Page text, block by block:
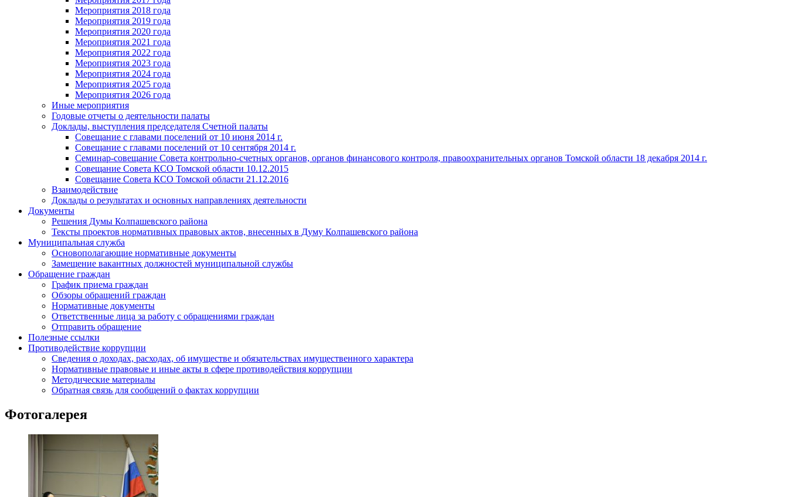
Мероприятия 2018 года
Мероприятия 2019 года
Мероприятия 2020 года
Мероприятия 2021 года
Мероприятия 2022 года
Мероприятия 2023 года
Мероприятия 2024 года
Мероприятия 2025 года
Мероприятия 2026 года
Иные мероприятия
Годовые отчеты о деятельности палаты
Доклады, выступления председателя Счетной палаты
Совещание с главами поселений от 10 июня 2014 г.
Совещание с главами поселений от 10 сентября 2014 г.
Семинар-совещание Совета контрольно-счетных органов, органов финансового контроля, правоохранительных органов Томской области 18 декабря 2014 г.
Совещание Совета КСО Томской области 10.12.2015
Совещание Совета КСО Томской области 21.12.2016
Взаимодействие
Доклады о результатах и основных направлениях деятельности
Документы
Решения Думы Колпашевского района
Тексты проектов нормативных правовых актов, внесенных в Думу Колпашевского района
Муниципальная служба
Основополагающие нормативные документы
Замещение вакантных должностей муниципальной службы
Обращение граждан
График приема граждан
Обзоры обращений граждан
Нормативные документы
Ответственные лица за работу с обращениями граждан
Отправить обращение
Полезные ссылки
Противодействие коррупции
Сведения о доходах, расходах, об имуществе и обязательствах имущественного характера
Нормативные правовые и иные акты в сфере противодействия коррупции
Методические материалы
Обратная связь для сообщений о фактах коррупции
Фотогалерея